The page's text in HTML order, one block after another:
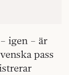
igen – är
pass